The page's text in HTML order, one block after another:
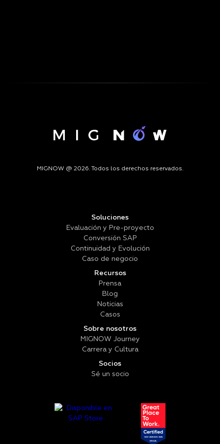
MIGNOW @ 2026. Todos los derechos reservados.
Soluciones
Evaluación y Pre-proyecto
Conversión SAP
Continuidad y Evolución
Caso de negocio
Recursos
Prensa
Blog
Noticias
Casos
Sobre nosotros
MIGNOW Journey
Carrera y Cultura
Socios
Sé un socio